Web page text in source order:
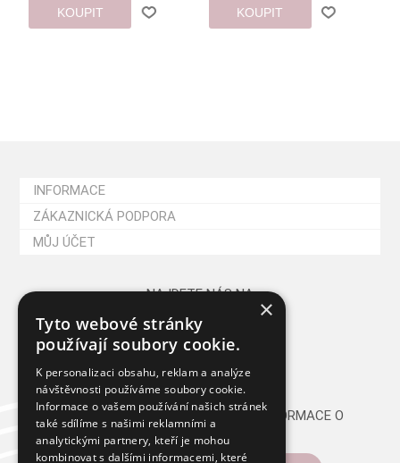
KOUPIT KOUPIT
INFORMACE
ZÁKAZNICKÁ PODPORA
MŮJ ÚČET
NAJDETE NÁS NA
CHCETE PRAVIDELNĚ DOSTÁVAT INFORMACE O
NOVINKÁCH A AKCÍCH?
×
Tyto webové stránky
používají soubory cookie.
K personalizaci obsahu, reklam a analýze
návštěvnosti používáme soubory cookie.
Informace o vašem používání našich stránek
také sdílíme s našimi reklamními a
analytickými partnery, kteří je mohou
kombinovat s dalšími informacemi, které